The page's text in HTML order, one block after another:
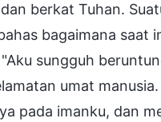
berkat Tuhan.
bagaimana saat
sungguh
umat
pada imanku, dan